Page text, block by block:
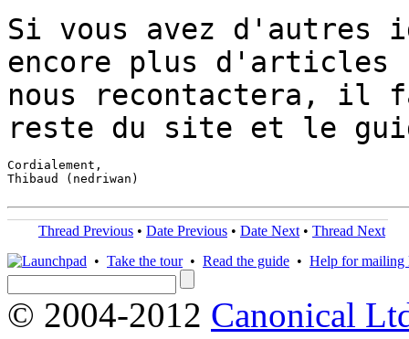
Si vous avez d'autres
encore plus
nous recontactera, il
reste du site et le
Cordialement,
Thibaud (nedriwan)
Thread Previous • Date Previous • Date Next • Thread Next
• Take the tour• Read the guide • Help for mailing
© 2004-2012 Canonical